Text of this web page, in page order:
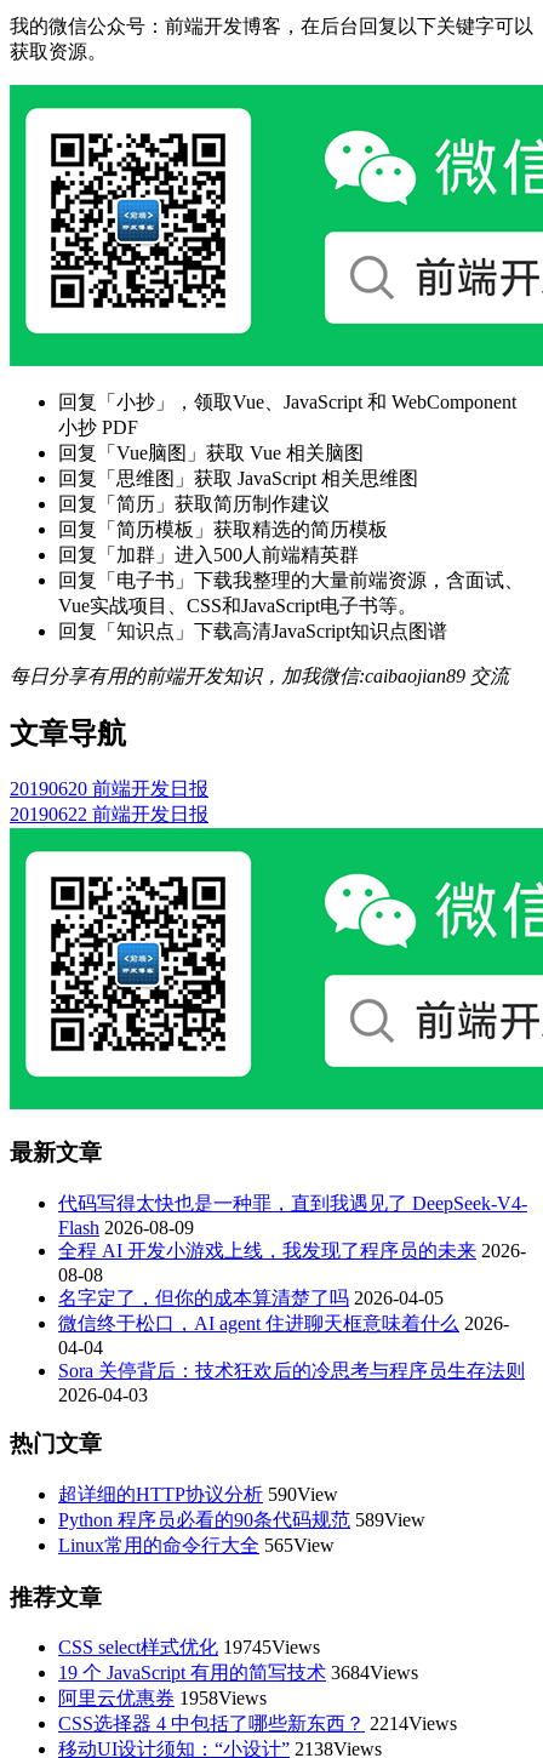
我的微信公众号：前端开发博客，在后台回复以下关键字可以
获取资源。
回复「小抄」，领取Vue、JavaScript 和 WebComponent
小抄 PDF
回复「Vue脑图」获取 Vue 相关脑图
回复「思维图」获取 JavaScript 相关思维图
回复「简历」获取简历制作建议
回复「简历模板」获取精选的简历模板
回复「加群」进入500人前端精英群
回复「电子书」下载我整理的大量前端资源，含面试、
Vue实战项目、CSS和JavaScript电子书等。
回复「知识点」下载高清JavaScript知识点图谱
每日分享有用的前端开发知识，加我微信:caibaojian89 交流
文章导航
20190620 前端开发日报
20190622 前端开发日报
最新文章
代码写得太快也是一种罪，直到我遇见了 DeepSeek-V4-
Flash 2026-08-09
全程 AI 开发小游戏上线，我发现了程序员的未来 2026-
08-08
名字定了，但你的成本算清楚了吗 2026-04-05
微信终于松口，AI agent 住进聊天框意味着什么 2026-
04-04
Sora 关停背后：技术狂欢后的冷思考与程序员生存法则
2026-04-03
热门文章
超详细的HTTP协议分析 590View
Python 程序员必看的90条代码规范 589View
Linux常用的命令行大全 565View
推荐文章
CSS select样式优化 19745Views
19 个 JavaScript 有用的简写技术 3684Views
阿里云优惠券 1958Views
CSS选择器 4 中包括了哪些新东西？ 2214Views
移动UI设计须知：“小设计” 2138Views